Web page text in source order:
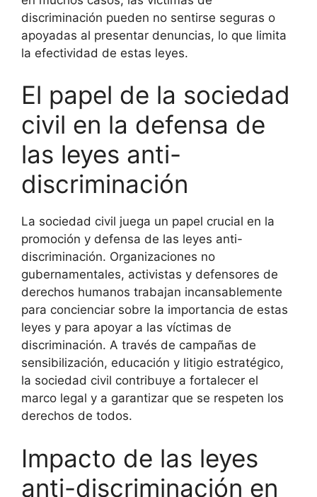
discriminación pueden no sentirse seguras o
apoyadas al presentar denuncias, lo que limita
la efectividad de estas leyes.
El papel de la sociedad
civil en la defensa de
las leyes anti-
discriminación
La sociedad civil juega un papel crucial en la
promoción y defensa de las leyes anti-
discriminación. Organizaciones no
gubernamentales, activistas y defensores de
derechos humanos trabajan incansablemente
para concienciar sobre la importancia de estas
leyes y para apoyar a las víctimas de
discriminación. A través de campañas de
sensibilización, educación y litigio estratégico,
la sociedad civil contribuye a fortalecer el
marco legal y a garantizar que se respeten los
derechos de todos.
Impacto de las leyes
anti-discriminación en